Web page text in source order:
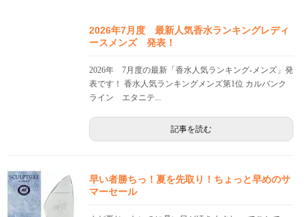
2026年7月度 最新人気香水ランキングレディ
ースメンズ 発表！
2026年 7月度の最新「香水人気ランキング-メンズ」発
表です！ 香水人気ランキングメンズ第1位 カルバンク
ライン エタニテ...
記事を読む
早い者勝ちっ！夏を先取り！ちょっと早めのサ
マーセール